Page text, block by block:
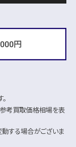
円
考買取価格相場を表
する場合がございま